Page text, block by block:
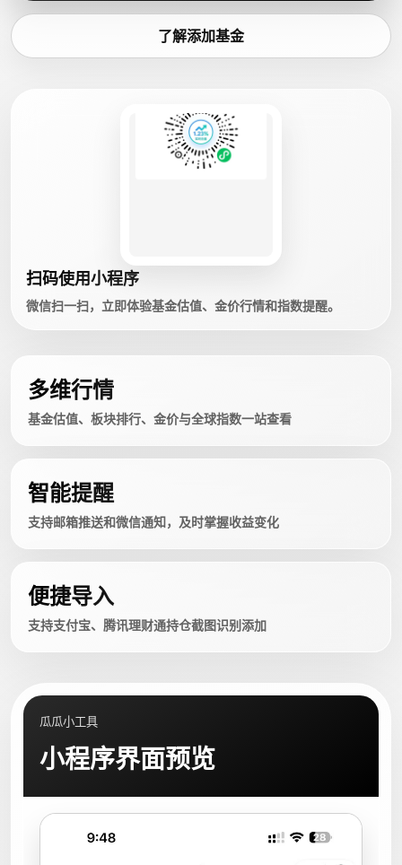
了解添加基金
扫码使用小程序
微信扫一扫，立即体验基金估值、金价行情和指数提醒。
多维行情
基金估值、板块排行、金价与全球指数一站查看
智能提醒
支持邮箱推送和微信通知，及时掌握收益变化
便捷导入
支持支付宝、腾讯理财通持仓截图识别添加
瓜瓜小工具
小程序界面预览